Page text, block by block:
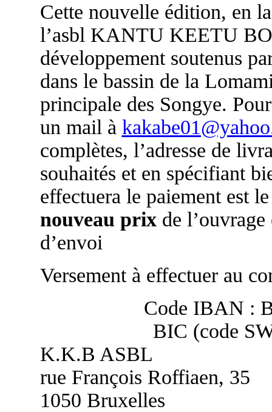
Cette nouvelle édition, en
l’asbl KANTU KEETU
développement soutenus
dans le bassin de la
principale des Songye.
un mail à
complètes, l’adresse de
souhaités et en spécifiant
effectuera le paiement est
nouveau prixde l’ouvrage
d’envoi
Versement à effectuer au
Code IBAN :
BIC (code
K.K.B ASBL
rue François Roffiaen, 35
1050 Bruxelles